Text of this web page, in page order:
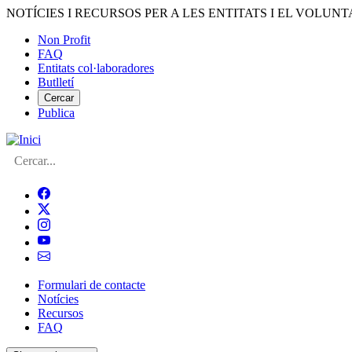
Vés
contingut
NOTÍCIES I RECURSOS PER A LES ENTITATS I EL
Menú
del
compte
d'usuari
Non Profit
FAQ
Entitats col·laboradores
Butlletí
Cercar
Publica
Cerca
Navegació
principal
de
Formulari de contacte
Notícies
Recursos
FAQ